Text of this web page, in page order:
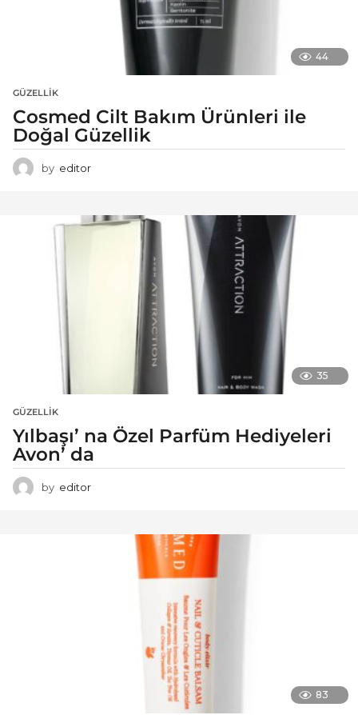
44
GÜZELLIK
Cosmed Cilt Bakım Ürünleri ile
Doğal Güzellik
by editor
35
GÜZELLIK
Yılbaşı’ na Özel Parfüm Hediyeleri
Avon’ da
by editor
83